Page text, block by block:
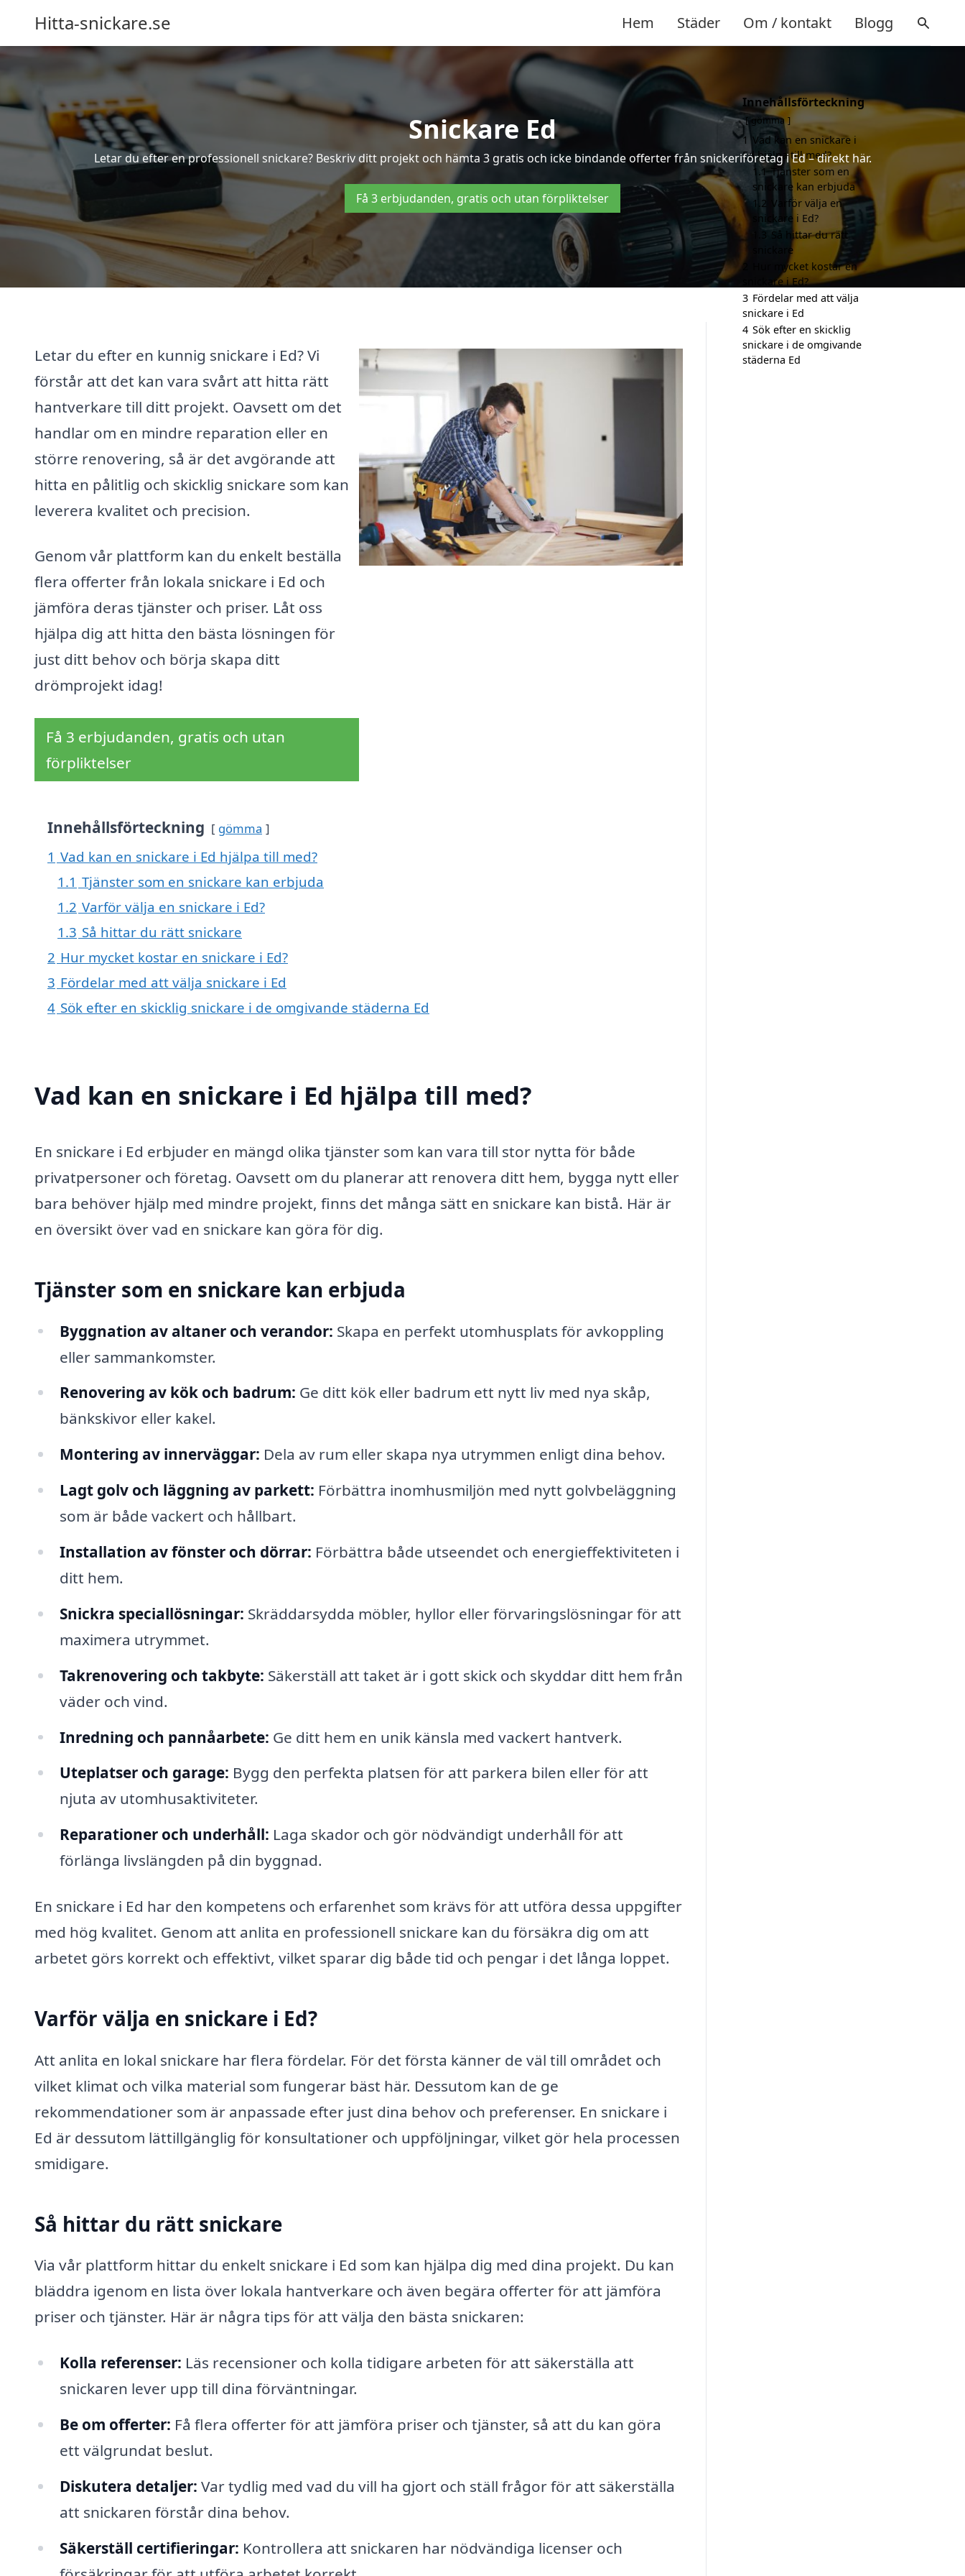
Hitta-snickare.se Hem Städer Om / kontakt Blogg
Snickare Ed
Letar du efter en professionell snickare? Beskriv ditt projekt och hämta 3 gratis och icke bindande offerter från snickeriföretag i Ed – direkt här.
Få 3 erbjudanden, gratis och utan förpliktelser
Letar du efter en kunnig snickare i Ed? Vi
förstår att det kan vara svårt att hitta rätt
hantverkare till ditt projekt. Oavsett om det
handlar om en mindre reparation eller en
större renovering, så är det avgörande att
hitta en pålitlig och skicklig snickare som kan
leverera kvalitet och precision.
Genom vår plattform kan du enkelt beställa
flera offerter från lokala snickare i Ed och
jämföra deras tjänster och priser. Låt oss
hjälpa dig att hitta den bästa lösningen för
just ditt behov och börja skapa ditt
drömprojekt idag!
Få 3 erbjudanden, gratis och utan
förpliktelser
Innehållsförteckning gömma
1 Vad kan en snickare i Ed hjälpa till med?
1.1 Tjänster som en snickare kan erbjuda
1.2 Varför välja en snickare i Ed?
1.3 Så hittar du rätt snickare
2 Hur mycket kostar en snickare i Ed?
3 Fördelar med att välja snickare i Ed
4 Sök efter en skicklig snickare i de omgivande städerna Ed
Vad kan en snickare i Ed hjälpa till med?
En snickare i Ed erbjuder en mängd olika tjänster som kan vara till stor nytta för både
privatpersoner och företag. Oavsett om du planerar att renovera ditt hem, bygga nytt eller
bara behöver hjälp med mindre projekt, finns det många sätt en snickare kan bistå. Här är
en översikt över vad en snickare kan göra för dig.
Tjänster som en snickare kan erbjuda
Byggnation av altaner och verandor: Skapa en perfekt utomhusplats för avkoppling
eller sammankomster.
Renovering av kök och badrum: Ge ditt kök eller badrum ett nytt liv med nya skåp,
bänkskivor eller kakel.
Montering av innerväggar: Dela av rum eller skapa nya utrymmen enligt dina behov.
Lagt golv och läggning av parkett: Förbättra inomhusmiljön med nytt golvbeläggning
som är både vackert och hållbart.
Installation av fönster och dörrar: Förbättra både utseendet och energieffektiviteten i
ditt hem.
Snickra speciallösningar: Skräddarsydda möbler, hyllor eller förvaringslösningar för att
maximera utrymmet.
Takrenovering och takbyte: Säkerställ att taket är i gott skick och skyddar ditt hem från
väder och vind.
Inredning och pannåarbete: Ge ditt hem en unik känsla med vackert hantverk.
Uteplatser och garage: Bygg den perfekta platsen för att parkera bilen eller för att
njuta av utomhusaktiviteter.
Reparationer och underhåll: Laga skador och gör nödvändigt underhåll för att
förlänga livslängden på din byggnad.
En snickare i Ed har den kompetens och erfarenhet som krävs för att utföra dessa uppgifter
med hög kvalitet. Genom att anlita en professionell snickare kan du försäkra dig om att
arbetet görs korrekt och effektivt, vilket sparar dig både tid och pengar i det långa loppet.
Varför välja en snickare i Ed?
Att anlita en lokal snickare har flera fördelar. För det första känner de väl till området och
vilket klimat och vilka material som fungerar bäst här. Dessutom kan de ge
rekommendationer som är anpassade efter just dina behov och preferenser. En snickare i
Ed är dessutom lättillgänglig för konsultationer och uppföljningar, vilket gör hela processen
smidigare.
Så hittar du rätt snickare
Via vår plattform hittar du enkelt snickare i Ed som kan hjälpa dig med dina projekt. Du kan
bläddra igenom en lista över lokala hantverkare och även begära offerter för att jämföra
priser och tjänster. Här är några tips för att välja den bästa snickaren:
Kolla referenser: Läs recensioner och kolla tidigare arbeten för att säkerställa att
snickaren lever upp till dina förväntningar.
Be om offerter: Få flera offerter för att jämföra priser och tjänster, så att du kan göra
ett välgrundat beslut.
Diskutera detaljer: Var tydlig med vad du vill ha gjort och ställ frågor för att säkerställa
att snickaren förstår dina behov.
Säkerställ certifieringar: Kontrollera att snickaren har nödvändiga licenser och
Innehållsförteckning
gömma
1 Vad kan en snickare i
Ed hjälpa till med?
1.1 Tjänster som en
snickare kan erbjuda
1.2 Varför välja en
snickare i Ed?
1.3 Så hittar du rätt
snickare
2
Hur mycket kostar en
snickare i Ed?
3 Fördelar med att välja
snickare i Ed
4 Sök efter en skicklig
snickare i de omgivande
städerna Ed